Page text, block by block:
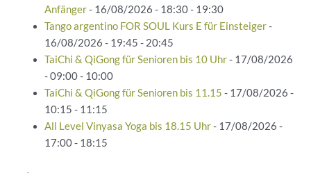
Anfänger- 16/08/2026 - 18:30 - 19:30
Tango argentino FOR SOUL Kurs E für Einsteiger-
16/08/2026 - 19:45 - 20:45
TaiChi & QiGong für Senioren bis 10 Uhr- 17/08/2026
- 09:00 - 10:00
TaiChi & QiGong für Senioren bis 11.15 - 17/08/2026 -
10:15 - 11:15
All Level Vinyasa Yoga bis 18.15 Uhr- 17/08/2026 -
17:00 - 18:15